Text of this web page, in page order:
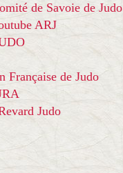
de Savoie de Judo
ARJ
Française de Judo
Judo